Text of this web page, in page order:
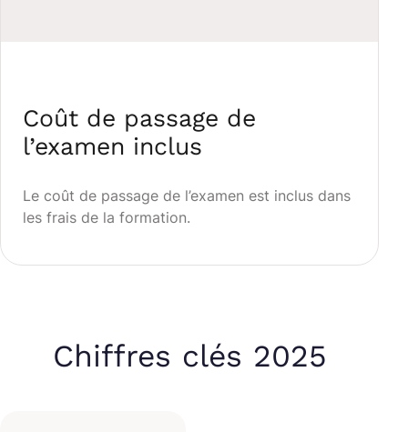
Coût de passage de
l’examen inclus
Le coût de passage de l’examen est inclus dans
les frais de la formation.
Chiffres clés 2025